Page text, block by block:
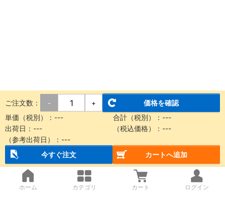
ご注文数： - +
価格を確認
単価（税別）： --- 合計（税別）： ---
出荷日： --- （税込価格）： ---
（参考出荷日）： ---
今すぐ注文
カートへ追加
ホーム カテゴリ カート ログイン